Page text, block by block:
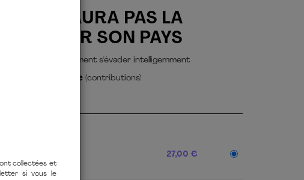
N'AURA PAS LA
QUITTER SON PAYS
moins taxé : comment s'évader intelligemment
Éric Larchevêque (contributions)
27,00 €
collectées et
si vous le